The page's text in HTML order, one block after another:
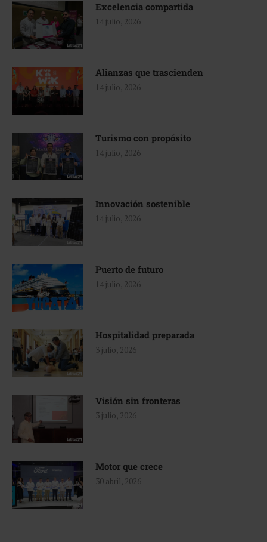
Excelencia compartida
14 julio, 2026
Alianzas que trascienden
14 julio, 2026
Turismo con propósito
14 julio, 2026
Innovación sostenible
14 julio, 2026
Puerto de futuro
14 julio, 2026
Hospitalidad preparada
3 julio, 2026
Visión sin fronteras
3 julio, 2026
Motor que crece
30 abril, 2026